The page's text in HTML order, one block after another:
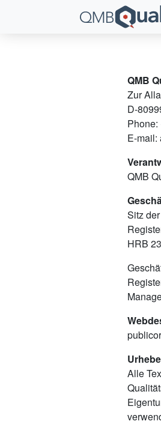
QMB
Zur
D-
E-mail:
QMB
Sitz
HRB
Alle